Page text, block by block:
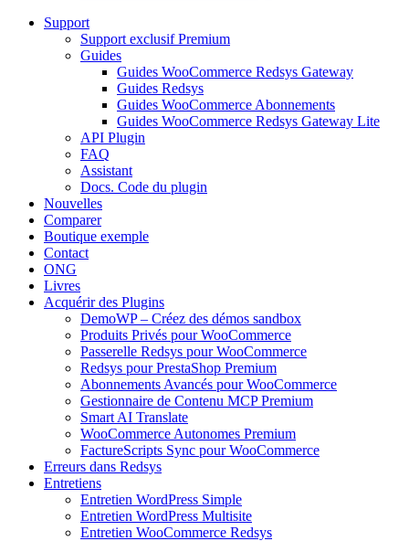
Support
Support exclusif Premium
Guides
Guides WooCommerce Redsys Gateway
Guides Redsys
Guides WooCommerce Abonnements
Guides WooCommerce Redsys Gateway Lite
API Plugin
FAQ
Assistant
Docs. Code du plugin
Nouvelles
Comparer
Boutique exemple
Contact
ONG
Livres
Acquérir des Plugins
DemoWP – Créez des démos sandbox
Produits Privés pour WooCommerce
Passerelle Redsys pour WooCommerce
Redsys pour PrestaShop Premium
Abonnements Avancés pour WooCommerce
Gestionnaire de Contenu MCP Premium
Smart AI Translate
WooCommerce Autonomes Premium
FactureScripts Sync pour WooCommerce
Erreurs dans Redsys
Entretiens
Entretien WordPress Simple
Entretien WordPress Multisite
Entretien WooCommerce Redsys